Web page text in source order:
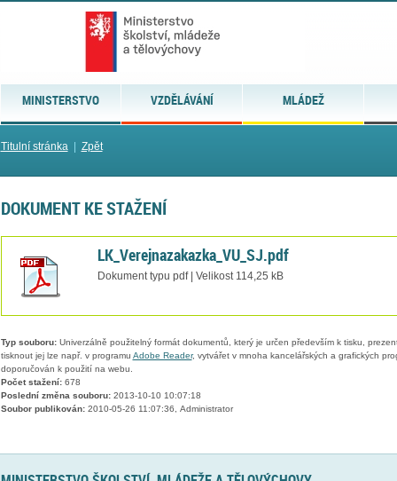
MINISTERSTVO VZDĚLÁVÁNÍ MLÁDEŽ
Titulní stránka| Zpět
DOKUMENT KE STAŽENÍ
LK_Verejnazakazka_VU_SJ.pdf
Dokument typu pdf | Velikost 114,25 kB
Typ souboru:Univerzálně použitelný formát dokumentů, který je určen především k tisku,
tisknout jej lze např. v programu Adobe Reader, vytvářet v mnoha kancelářských a grafických
doporučován k použití na webu.
Počet stažení:678
Poslední změna souboru:2013-10-10 10:07:18
Soubor publikován:2010-05-26 11:07:36, Administrator